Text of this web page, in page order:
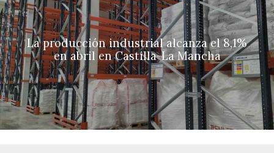
La producción industrial alcanza el 8,1%
en abril en Castilla-La Mancha